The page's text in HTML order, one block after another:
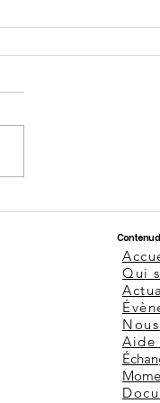
Contenu
Qui
Aide